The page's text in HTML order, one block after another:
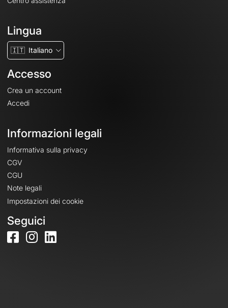
Lingua
🇮🇹 Italiano
Accesso
Crea un account
Accedi
Informazioni legali
Informativa sulla privacy
CGV
CGU
Note legali
Impostazioni dei cookie
Seguici